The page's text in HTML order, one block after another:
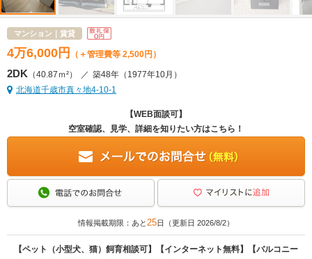
マンション｜賃貸
4万6,000 円 （＋管理費等 2,500円）
2DK （40.87ｍ²） ／ 築48年 （1977年10月）
北海道千歳市真々地4-10-1
【WEB面談可】
空室確認、見学、詳細を知りたい方はこちら！
情報掲載期限：あと25日（更新日 2026/8/2）
【ペット（小型犬、猫）飼育相談可】【インターネット無料】【バルコニー